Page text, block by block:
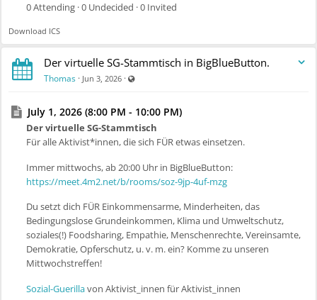
0 Attending · 0 Undecided · 0 Invited
Download ICS
Der virtuelle SG-Stammtisch in BigBlueButton.
Thomas · Jun 3, 2026 ·
July 1, 2026 (8:00 PM - 10:00 PM)
Der virtuelle SG-Stammtisch
Für alle Aktivist*innen, die sich FÜR etwas einsetzen.
Immer mittwochs, ab 20:00 Uhr in BigBlueButton:
https://meet.4m2.net/b/rooms/soz-9jp-4uf-mzg
Du setzt dich FÜR Einkommensarme, Minderheiten, das
Bedingungslose Grundeinkommen, Klima und Umweltschutz,
soziales(!) Foodsharing, Empathie, Menschenrechte, Vereinsamte,
Demokratie, Opferschutz, u. v. m. ein? Komme zu unseren
Mittwochstreffen!
Sozial-Guerillavon Aktivist_innen für Aktivist_innen